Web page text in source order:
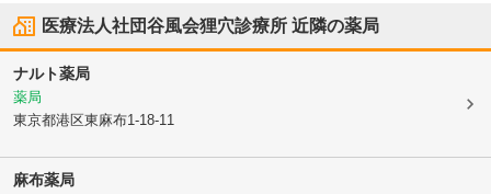
医療法人社団谷風会狸穴診療所 近隣の薬局
ナルト薬局
薬局
東京都港区東麻布1-18-11
麻布薬局